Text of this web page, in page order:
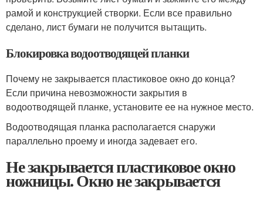
рамой и конструкцией створки. Если все правильно
сделано, лист бумаги не получится вытащить.
Блокировка водоотводящей планки
Почему не закрывается пластиковое окно до конца?
Если причина невозможности закрытия в
водоотводящей планке, установите ее на нужное место.
Водоотводящая планка располагается снаружи
параллельно проему и иногда задевает его.
Не закрывается пластиковое окно
ножницы. Окно не закрывается